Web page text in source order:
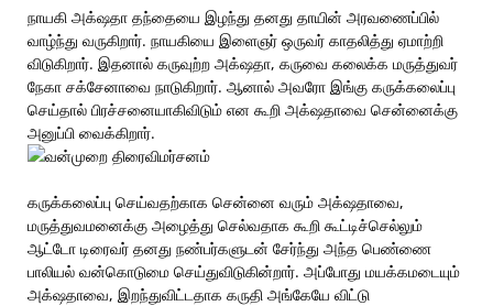
நாயகி அக்‌ஷதா தந்தையை இழந்து தனது தாயின் அரவணைப்பில்
வாழ்ந்து வருகிறார். நாயகியை இளைஞர் ஒருவர் காதலித்து ஏமாற்றி
விடுகிறார். இதனால் கருவுற்ற அக்‌ஷதா, கருவை கலைக்க மருத்துவர்
நேகா சக்சேனாவை நாடுகிறார். ஆனால் அவரோ இங்கு கருக்கலைப்பு
செய்தால் பிரச்சனையாகிவிடும் என கூறி அக்‌ஷதாவை சென்னைக்கு
அனுப்பி வைக்கிறார்.
கருக்கலைப்பு செய்வதற்காக சென்னை வரும் அக்‌ஷதாவை,
மருத்துவமனைக்கு அழைத்து செல்வதாக கூறி கூட்டிச்செல்லும்
ஆட்டோ டிரைவர் தனது நண்பர்களுடன் சேர்ந்து அந்த பெண்ணை
பாலியல் வன்கொடுமை செய்துவிடுகின்றார். அப்போது மயக்கமடையும்
அக்‌ஷதாவை, இறந்துவிட்டதாக கருதி அங்கேயே விட்டு